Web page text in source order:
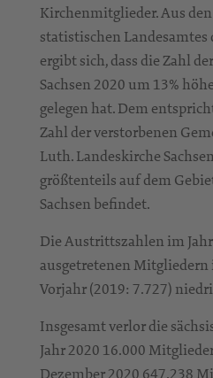
Kirchenmitglieder. Aus
statistischen Landesamtes
ergibt sich, dass die Zahl
Sachsen 2020 um 13%
gelegen hat. Dem
Zahl der verstorbenen
Luth. Landeskirche
größtenteils auf dem
Sachsen befindet.
Die Austrittszahlen im
ausgetretenen Mitgliedern
Vorjahr (2019: 7.727)
Insgesamt verlor die
Jahr 2020 16.000
Dezember 2020 647.238